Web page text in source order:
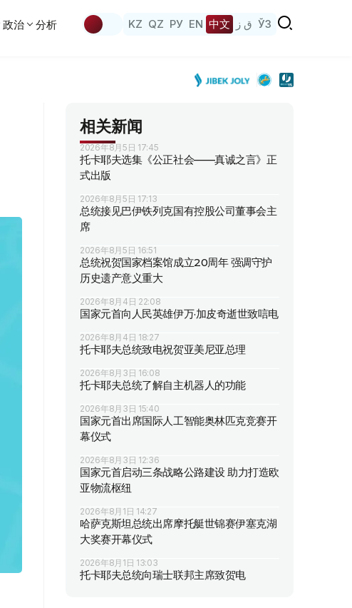
政治 分析 KZ QZ РУ EN 中文 ق ز ЎЗ
相关新闻
2026年8月5日 17:45
托卡耶夫选集《公正社会——真诚之言》正
式出版
2026年8月5日 17:13
总统接见巴伊铁列克国有控股公司董事会主
席
2026年8月5日 16:51
总统祝贺国家档案馆成立20周年 强调守护
历史遗产意义重大
2026年8月4日 22:08
国家元首向人民英雄伊万·加皮奇逝世致唁电
2026年8月4日 18:27
托卡耶夫总统致电祝贺亚美尼亚总理
2026年8月3日 16:08
托卡耶夫总统了解自主机器人的功能
2026年8月3日 15:40
国家元首出席国际人工智能奥林匹克竞赛开
幕仪式
2026年8月3日 12:36
国家元首启动三条战略公路建设 助力打造欧
亚物流枢纽
2026年8月1日 14:27
哈萨克斯坦总统出席摩托艇世锦赛伊塞克湖
大奖赛开幕仪式
2026年8月1日 13:03
托卡耶夫总统向瑞士联邦主席致贺电